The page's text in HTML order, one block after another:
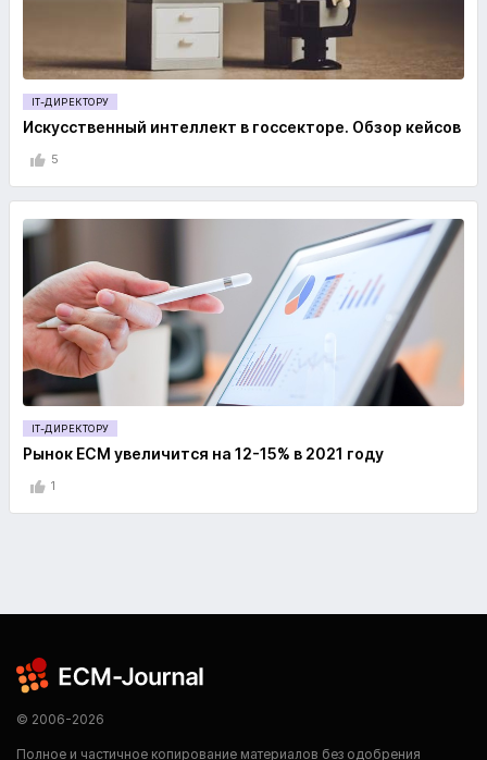
IT-ДИРЕКТОРУ
Искусственный интеллект в госсекторе. Обзор кейсов
5
IT-ДИРЕКТОРУ
Рынок ECM увеличится на 12-15% в 2021 году
1
© 2006-2026
Полное и частичное копирование материалов без одобрения